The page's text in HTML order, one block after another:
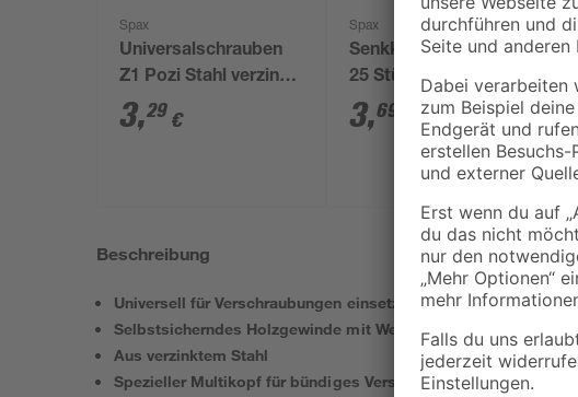
Spax
Universalschrauben
Z1 Pozi Stahl verzinkt
3,0 x 25 mm 25 Stück
3,29 €
Spax
Senkkopfschrauben
25 Stück Ø 3 mm 35
mm
3,69
Beschreibung
Universell für Verschraubungen einsetzbar
Selbstsicherndes Holzgewinde mit Wellenprofil
Aus verzinktem Stahl
Spezieller Multikopf für bündiges Versenken